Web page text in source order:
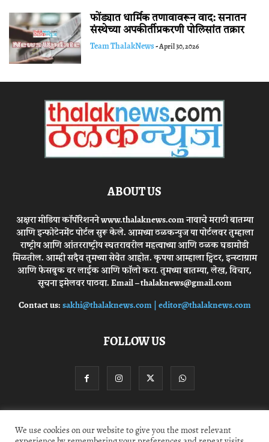
फोंड्यात धार्मिक तणावावरून वाद: सनातन
संस्थेच्या अपकीर्तीप्रकरणी पोलिसांत तक्रार
Team ThalakNews-April 30, 2026
ABOUT US
अक्षरा मीडिया कॉर्पोरेशनने www.thalaknews.com नावाचे मराठी बातम्या
आणि इन्फोटेनमेंट पोर्टल सुरू केले. आमच्या ठळकन्युज या पोर्टलवर तुम्हाला
राष्ट्रीय आणि आंतरराष्ट्रीय स्घतरावरील महत्वाच्या आणि ठळक घडामोडी
मिळतील. आम्ही सदैव तुमच्या सेवेत आहोत. कृपया आम्हाला ट्विटर, इन्स्टाग्राम
आणि फेसबुक वर लाईक आणि फॉलो करा. तुमच्या बातम्या, लेख, विचार,
सूचना इमेलवर पाठवा. Email – thalaknews@gmail.com
Contact us:sakhi@thalaknews.com | editor@thalaknews.com
FOLLOW US
Privacy Policy Contact Us
We use cookies on our website to give you the most relevant